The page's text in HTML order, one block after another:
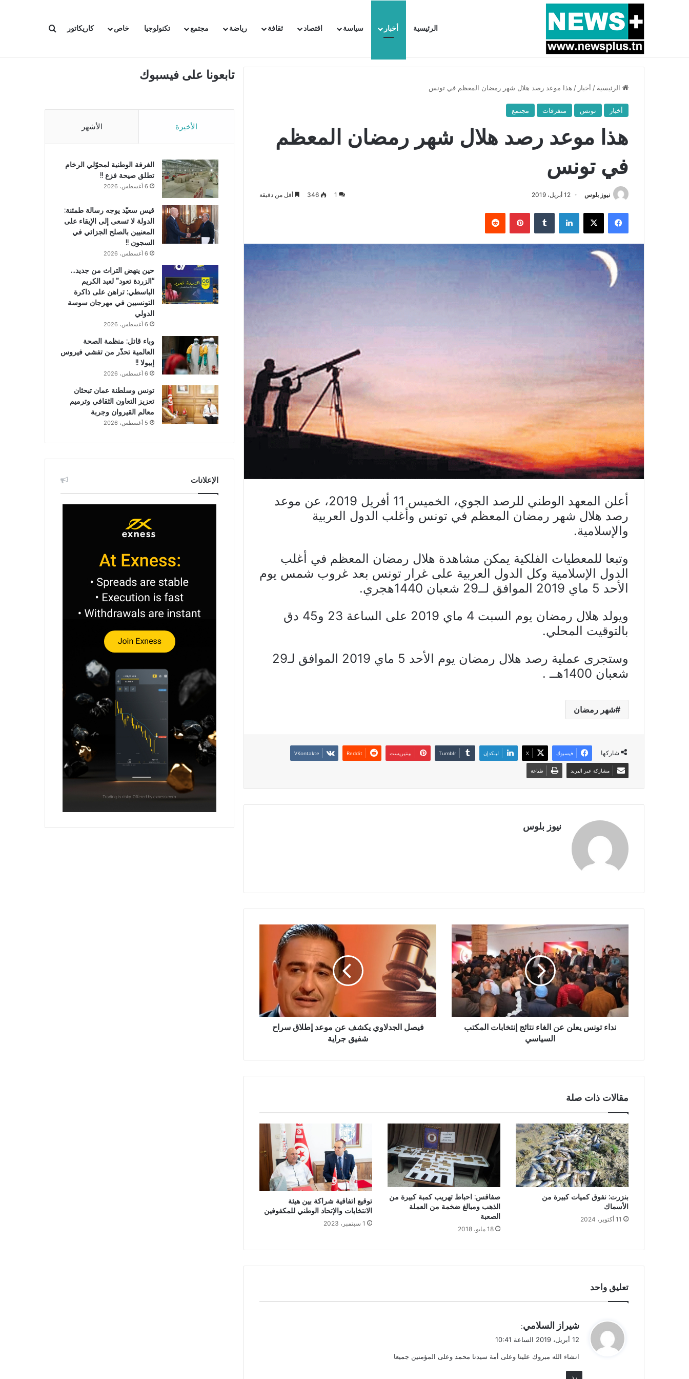
الرئيسية أخبار سياسة اقتصاد ثقافة رياضة مجتمع تكنولوجيا خاص كاريكاتور بحث عن
أخبار عاجلة بسبب المرزوقي وبتكليف من سعيّد: الخارجية تستدعي السفيرة الفرنسية بتونس وتبلغها احتجاجا شديد اللهجة !!
الرئيسية / أخبار / هذا موعد رصد هلال شهر رمضان المعظم في تونس
أخبار تونس متفرقات مجتمع
هذا موعد رصد هلال شهر رمضان المعظم
في تونس
نيوز بلوس 12 أبريل، 2019 1
346 أقل من دقيقة
فيسبوك X لينكدإن بينتيريست
أعلن المعهد الوطني للرصد الجوي، الخميس 11 أفريل 2019، عن موعد
رصد هلال شهر رمضان المعظم في تونس وأغلب الدول العربية
والإسلامية.
وتبعا للمعطيات الفلكية يمكن مشاهدة هلال رمضان المعظم في أغلب
الدول الإسلامية وكل الدول العربية على غرار تونس بعد غروب شمس يوم
الأحد 5 ماي 2019 الموافق لــ29 شعبان 1440هجري.
ويولد هلال رمضان يوم السبت 4 ماي 2019 على الساعة 23 و45 دق
بالتوقيت المحلي.
وستجرى عملية رصد هلال رمضان يوم الأحد 5 ماي 2019 الموافق لـ29
شعبان 1400هــ .
شهر رمضان
شاركها فيسبوك X لينكدإن بينتيريست
مشاركة عبر البريد طباعة
نيوز بلوس
نداء تونس يعلن عن الغاء نتائج إنتخابات المكتب
السياسي
فيصل الجدلاوي يكشف عن موعد إطلاق سراح
شفيق جراية
مقالات ذات صلة
بنزرت: نفوق كميات كبيرة من
الأسماك
11 أكتوبر، 2024
صفاقس: احباط تهريب كمبة كبيرة من
الذهب ومبالغ ضخمة من العملة
الصعبة
18 مايو، 2018
توقيع اتفاقية شراكة بين هيئة
الانتخابات والإتحاد الوطني للمكفوفين
1 سبتمبر، 2023
تعليق واحد
ي
ل
شيراز السلامي:
12 أبريل، 2019 الساعة 10:41
انشاء الله مبروك علينا وعلى أمة سيدنا محمد وعلى المؤمنين جميعا
رد
تابعونا على فيسبوك
الأخيرة الأشهر
الغرفة الوطنية لمحوّلي الرخام
تطلق صيحة فزع !!
6 أغسطس، 2026
قيس سعيّد يوجه رسالة طمئنة:
الدولة لا تسعى إلى الإبقاء على
المعنيين بالصلح الجزائي في
السجون !!
6 أغسطس، 2026
حين ينهض التراث من جديد…
“الزردة تعود” لعبد الكريم
الباسطي: تراهن على ذاكرة
التونسيين في مهرجان سوسة
الدولي
6 أغسطس، 2026
وباء قاتل: منظمة الصحة
العالمية تحذّر من تفشي فيروس
إيبولا !!
6 أغسطس، 2026
تونس وسلطنة عمان تبحثان
تعزيز التعاون الثقافي وترميم
معالم القيروان وجربة
5 أغسطس، 2026
الإعلانات